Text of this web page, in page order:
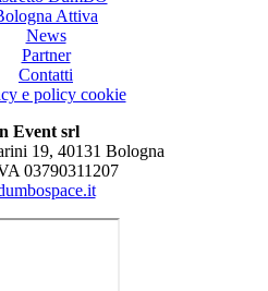
Attiva
News
Partner
Contatti
e policy cookie
Event srl
19, 40131 Bologna
03790311207